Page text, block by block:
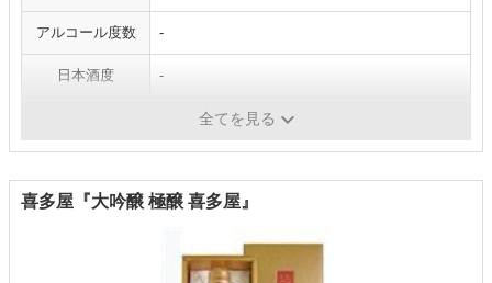
アルコール度数 -
日本酒度 -
全てを見る
喜多屋『大吟醸 極醸 喜多屋』